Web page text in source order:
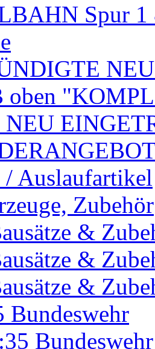
Spur 1
oben
NEU
/ Auslaufartikel
Zubehör
&
&
&
Bundeswehr